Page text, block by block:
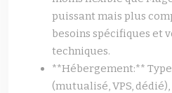
puissant mais plus
besoins spécifiques et
techniques.
**Hébergement:**
(mutualisé, VPS,